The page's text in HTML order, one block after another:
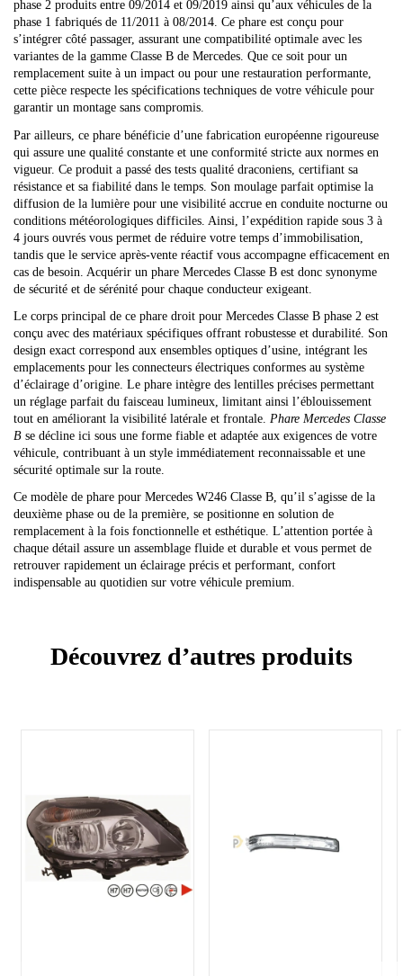
phase 2 produits entre 09/2014 et 09/2019 ainsi qu’aux véhicules de la
phase 1 fabriqués de 11/2011 à 08/2014. Ce phare est conçu pour
s’intégrer côté passager, assurant une compatibilité optimale avec les
variantes de la gamme Classe B de Mercedes. Que ce soit pour un
remplacement suite à un impact ou pour une restauration performante,
cette pièce respecte les spécifications techniques de votre véhicule pour
garantir un montage sans compromis.
Par ailleurs, ce phare bénéficie d’une fabrication européenne rigoureuse
qui assure une qualité constante et une conformité stricte aux normes en
vigueur. Ce produit a passé des tests qualité draconiens, certifiant sa
résistance et sa fiabilité dans le temps. Son moulage parfait optimise la
diffusion de la lumière pour une visibilité accrue en conduite nocturne ou
conditions météorologiques difficiles. Ainsi, l’expédition rapide sous 3 à
4 jours ouvrés vous permet de réduire votre temps d’immobilisation,
tandis que le service après-vente réactif vous accompagne efficacement en
cas de besoin. Acquérir un phare Mercedes Classe B est donc synonyme
de sécurité et de sérénité pour chaque conducteur exigeant.
Le corps principal de ce phare droit pour Mercedes Classe B phase 2 est
conçu avec des matériaux spécifiques offrant robustesse et durabilité. Son
design exact correspond aux ensembles optiques d’usine, intégrant les
emplacements pour les connecteurs électriques conformes au système
d’éclairage d’origine. Le phare intègre des lentilles précises permettant
un réglage parfait du faisceau lumineux, limitant ainsi l’éblouissement
tout en améliorant la visibilité latérale et frontale. Phare Mercedes Classe
B se décline ici sous une forme fiable et adaptée aux exigences de votre
véhicule, contribuant à un style immédiatement reconnaissable et une
sécurité optimale sur la route.
Ce modèle de phare pour Mercedes W246 Classe B, qu’il s’agisse de la
deuxième phase ou de la première, se positionne en solution de
remplacement à la fois fonctionnelle et esthétique. L’attention portée à
chaque détail assure un assemblage fluide et durable et vous permet de
retrouver rapidement un éclairage précis et performant, confort
indispensable au quotidien sur votre véhicule premium.
Découvrez d’autres produits